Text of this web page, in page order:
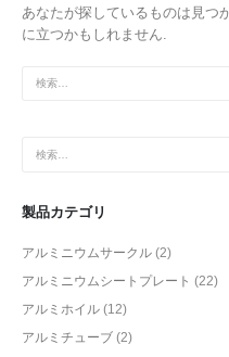
あなたが探しているものは見つ
に立つかもしれません.
製品カテゴリ
アルミニウムサークル (2)
アルミニウムシートプレート (22)
アルミホイル (12)
アルミチューブ (2)